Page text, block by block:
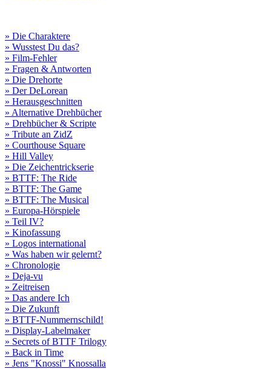
» Die Charaktere
» Wusstest Du das?
» Film-Fehler
» Fragen & Antworten
» Die Drehorte
» Der DeLorean
» Herausgeschnitten
» Alternative Drehbücher
» Drehbücher & Scripte
» Tribute an ZidZ
» Courthouse Square
» Hill Valley
» Die Zeichentrickserie
» BTTF: The Ride
» BTTF: The Game
» BTTF: The Musical
» Europa-Hörspiele
» Teil IV?
» Kinofassung
» Logos international
» Was haben wir gelernt?
» Chronologie
» Deja-vu
» Zeitreisen
» Das andere Ich
» Die Zukunft
» BTTF-Nummernschild!
» Display-Labelmaker
» Secrets of BTTF Trilogy
» Back in Time
» Jens "Knossi" Knossalla